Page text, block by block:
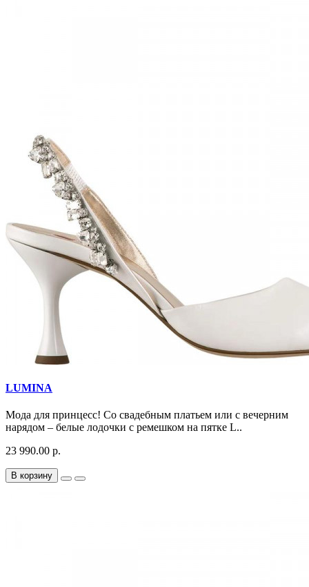
LUMINA
Мода для принцесс! Со свадебным платьем или с вечерним
нарядом – белые лодочки с ремешком на пятке L..
23 990.00 р.
В корзину